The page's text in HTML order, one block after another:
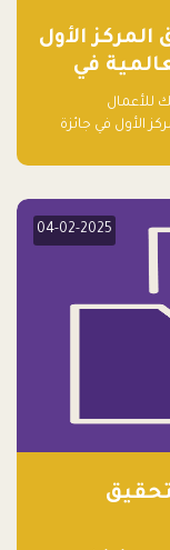
الأول
في
للأعمال
الأول في جائزة
04-02-2025